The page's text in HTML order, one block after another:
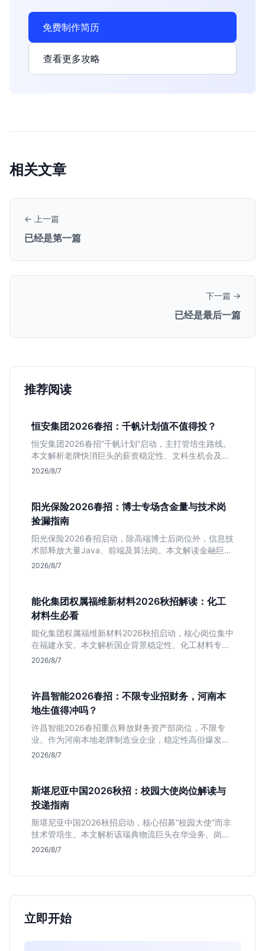
免费制作简历
查看更多攻略
相关文章
← 上一篇
已经是第一篇
下一篇 →
已经是最后一篇
推荐阅读
恒安集团2026春招：千帆计划值不值得投？
恒安集团2026春招“千帆计划”启动，主打管培生路线。
本文解析老牌快消巨头的薪资稳定性、文科生机会及决
策链条长的局限，帮你判断是否值得投递。
2026/8/7
阳光保险2026春招：博士专场含金量与技术岗
捡漏指南
阳光保险2026春招启动，除高端博士后岗位外，信息技
术部释放大量Java、前端及算法岗。本文解读金融巨头
校招门槛，分析技术岗需求与投递价值，助你快速判断
2026/8/7
能化集团权属福维新材料2026秋招解读：化工
材料生必看
能化集团权属福维新材料2026秋招启动，核心岗位集中
在福建永安。本文解析国企背景稳定性、化工材料专业
匹配度及工作地点限制，助理工科生判断是否值得投
2026/8/7
许昌智能2026春招：不限专业招财务，河南本
地生值得冲吗？
许昌智能2026春招重点释放财务资产部岗位，不限专
业。作为河南本地老牌制造业企业，稳定性高但爆发涨
薪机会少。适合想在本地积累工业场景经验的应届生。
2026/8/7
斯堪尼亚中国2026秋招：校园大使岗位解读与
投递指南
斯堪尼亚中国2026秋招启动，核心招募“校园大使”而非
技术管培生。本文解析该瑞典物流巨头在华业务、岗位
真实职责及不限专业背后的竞争逻辑，助你判断是否值
2026/8/7
立即开始